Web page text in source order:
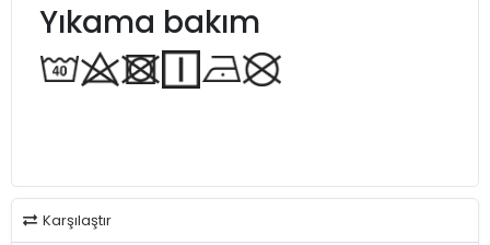
Yıkama bakım
Karşılaştır